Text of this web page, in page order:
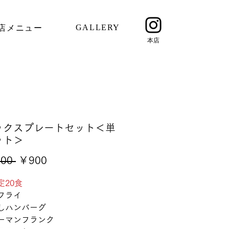
メニュー GALLERY
​本店
クスプレートセット＜単
ト＞
通
価
格
￥900
20食
ライ
ハンバーグ
マンフランク